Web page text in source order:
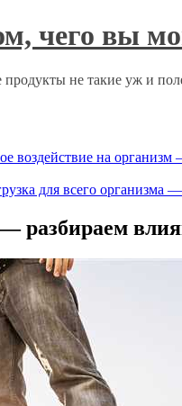
чего вы
не такие уж и
на организм
для всего организма